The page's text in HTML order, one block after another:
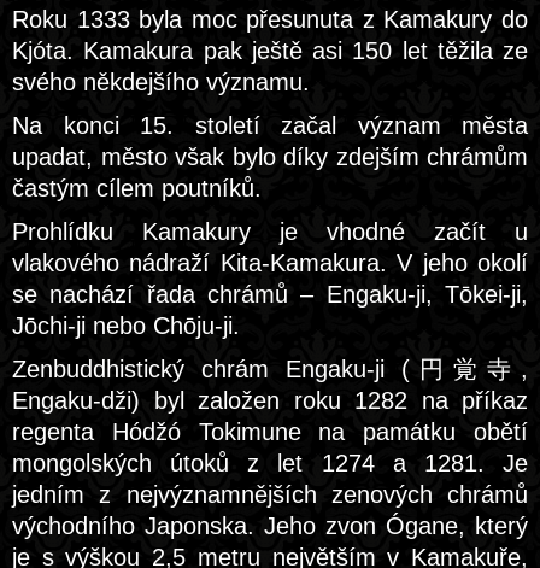
Roku 1333 byla moc přesunuta z Kamakury do
Kjóta. Kamakura pak ještě asi 150 let těžila ze
svého někdejšího významu.
Na konci 15. století začal význam města
upadat, město však bylo díky zdejším chrámům
častým cílem poutníků.
Prohlídku Kamakury je vhodné začít u
vlakového nádraží Kita-Kamakura. V jeho okolí
se nachází řada chrámů – Engaku-ji, Tōkei-ji,
Jōchi-ji nebo Chōju-ji.
Zenbuddhistický chrám Engaku-ji (円覚寺,
Engaku-dži) byl založen roku 1282 na příkaz
regenta Hódžó Tokimune na památku obětí
mongolských útoků z let 1274 a 1281. Je
jedním z nejvýznamnějších zenových chrámů
východního Japonska. Jeho zvon Ógane, který
je s výškou 2,5 metru největším v Kamakuře,